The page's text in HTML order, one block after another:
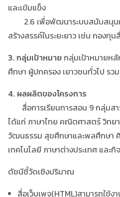
และเข้มแข็ง
2.6 เพื่อพัฒนาระบบสนับสนุน
สร้างสรรค์ในระยะยาว เช่น กองทุ
3. กลุ่มเป้าหมายกลุ่มเป้าหมายหลั
ศึกษา ผู้ปกครอง เยาวชนทั่วไป รว
4. ผลผลิตของโครงการ
สื่อการเรียนการสอน 9 กลุ่มสา
ได้แก่ ภาษาไทย คณิตศาสตร์ วิทย
วัฒนธรรม สุขศึกษาและพลศึกษา
เทคโนโลยี ภาษาต่างประเทศ แล
ดัชนีชี้วัดเชิงปริมาณ
สื่อเว็บเพจ(HTML)สามารถใช้